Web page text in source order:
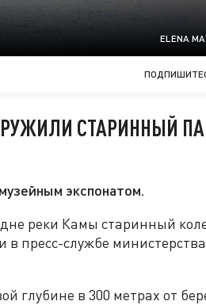
ELENA
СТАРИННЫЙ
экспонатом.
реки Камы старинный
в пресс-службе
глубине в 300 метрах от